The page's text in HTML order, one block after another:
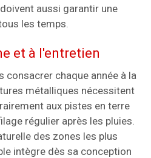
aussi garantir une
les temps.
et à l'entretien
consacrer chaque année à la
métalliques nécessitent
aux pistes en terre
régulier après les pluies.
des zones les plus
intègre dès sa conception